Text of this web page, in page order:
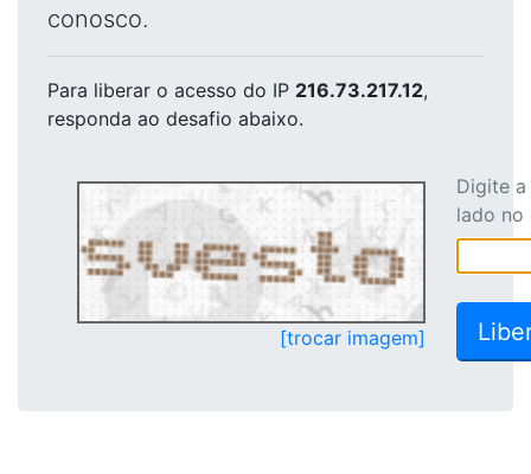
conosco.
Para liberar o acesso do IP 216.73.217.12,
responda ao desafio abaixo.
[trocar imagem]
Digite
lado no